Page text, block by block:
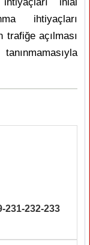
ihtiyaçları
açılması
231-232-233